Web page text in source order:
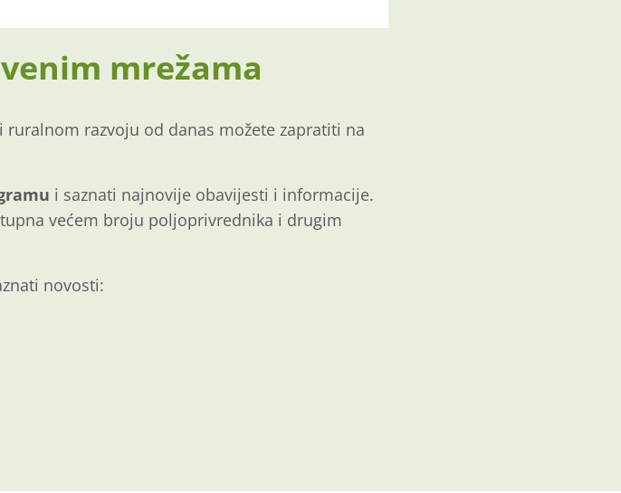
mrežama
razvoju od danas možete zapratiti na
i saznati najnovije obavijesti i informacije.
većem broju poljoprivrednika i drugim
novosti: